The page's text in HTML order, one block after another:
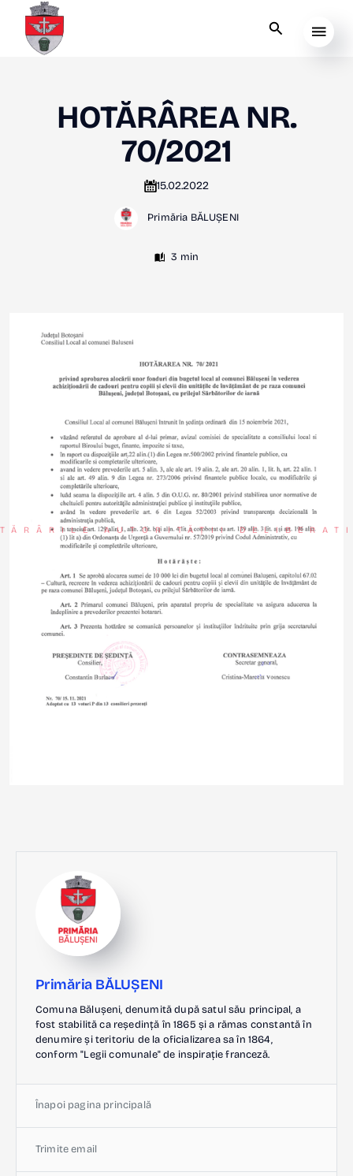
HOTĂRÂREA NR.
70/2021
15.02.2022
Primăria BĂLUȘENI
3 min
AUTORITĂȚII
Primăria BĂLUȘENI
Comuna Bălușeni, denumită după satul său principal, a
fost stabilită ca reședință în 1865 și a rămas constantă în
denumire și teritoriu de la oficializarea sa în 1864,
conform "Legii comunale" de inspirație franceză.
Înapoi pagina principală
Trimite email